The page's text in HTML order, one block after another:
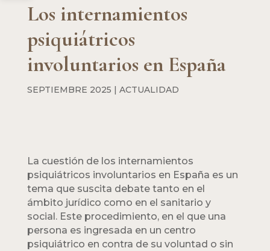
Los internamientos
psiquiátricos
involuntarios en España
SEPTIEMBRE 2025 | ACTUALIDAD
La cuestión de los internamientos
psiquiátricos involuntarios en España es un
tema que suscita debate tanto en el
ámbito jurídico como en el sanitario y
social. Este procedimiento, en el que una
persona es ingresada en un centro
psiquiátrico en contra de su voluntad o sin